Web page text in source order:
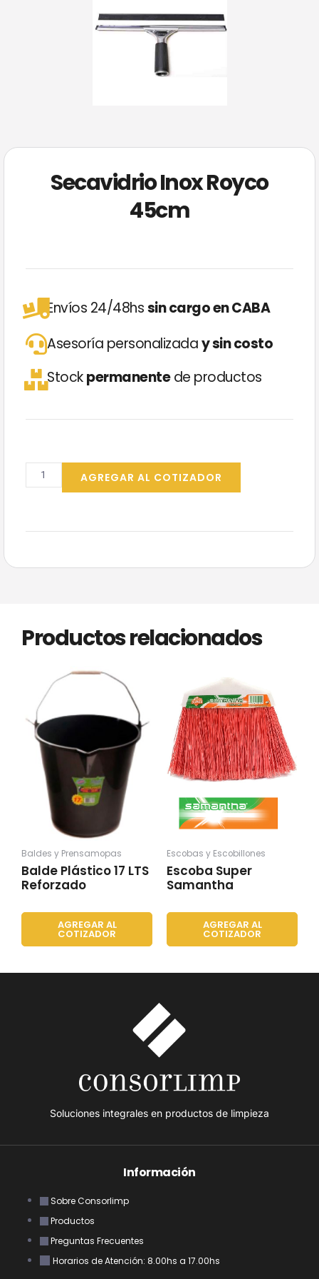
Secavidrio Inox Royco
45cm
Envíos 24/48hssin cargo en CABA
Asesoría personalizaday sin costo
Stockpermanentede productos
Inox
Royco
AGREGAR AL COTIZADOR
Productos relacionados
Baldes y Prensamopas
Balde Plástico 17 LTS
Reforzado
AGREGAR AL
COTIZADOR
Escobas y Escobillones
Escoba Super
Samantha
AGREGAR AL
COTIZADOR
Soluciones integrales en productos de limpieza
Información
Sobre Consorlimp
Productos
Preguntas Frecuentes
Horarios de Atención: 8.00hs a 17.00hs